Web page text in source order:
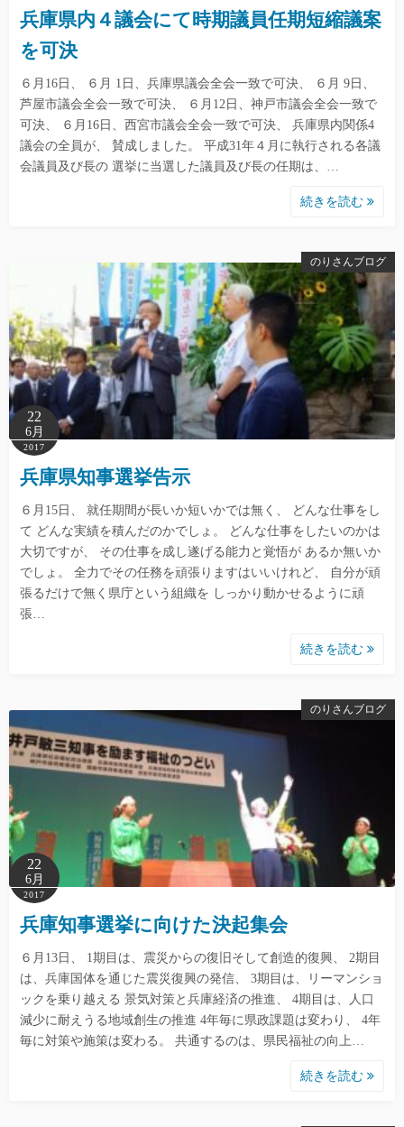
兵庫県内４議会にて時期議員任期短縮議案
を可決
６月16日、 ６月 1日、兵庫県議会全会一致で可決、 ６月 9日、
芦屋市議会全会一致で可決、 ６月12日、神戸市議会全会一致で
可決、 ６月16日、西宮市議会全会一致で可決、 兵庫県内関係4
議会の全員が、 賛成しました。 平成31年４月に執行される各議
会議員及び長の 選挙に当選した議員及び長の任期は、…
続きを読む
のりさんブログ
22
6月
2017
兵庫県知事選挙告示
６月15日、 就任期間が長いか短いかでは無く、 どんな仕事をし
て どんな実績を積んだのかでしょ。 どんな仕事をしたいのかは
大切ですが、 その仕事を成し遂げる能力と覚悟が あるか無いか
でしょ。 全力でその任務を頑張りますはいいけれど、 自分が頑
張るだけで無く県庁という組織を しっかり動かせるように頑
張…
続きを読む
のりさんブログ
22
6月
2017
兵庫知事選挙に向けた決起集会
６月13日、 1期目は、震災からの復旧そして創造的復興、 2期目
は、兵庫国体を通じた震災復興の発信、 3期目は、リーマンショ
ックを乗り越える 景気対策と兵庫経済の推進、 4期目は、人口
減少に耐えうる地域創生の推進 4年毎に県政課題は変わり、 4年
毎に対策や施策は変わる。 共通するのは、県民福祉の向上…
続きを読む